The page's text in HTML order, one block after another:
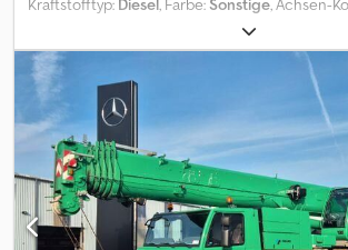
Kraftstofftyp: Diesel, Farbe:Sonstige, Achsen-
, Emissionsklasse:
Betriebsstunden:9.086 h, = Weitere Optionen
Achsen = Anmerkungen = Zustand Überholt: ×
TÜV = Weitere Informationen = Technische
Zylinderzahl: 6 Antrieb: Rad Motortyp:
Mercedes-Benz OM926LA (Euro 2), ~240 kW
Leergewicht: 35.880 kg Dsdpfx Apey Rh
zGG: 36.000 kg Funktionell Oberarmlänge: 38
Kennzeichnung: ja Wartung, Verlauf und
(Technische Hauptuntersuchung): geprüft bis